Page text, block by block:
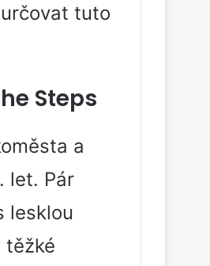
tuto
Steps
a
let. Pár
lesklou
těžké